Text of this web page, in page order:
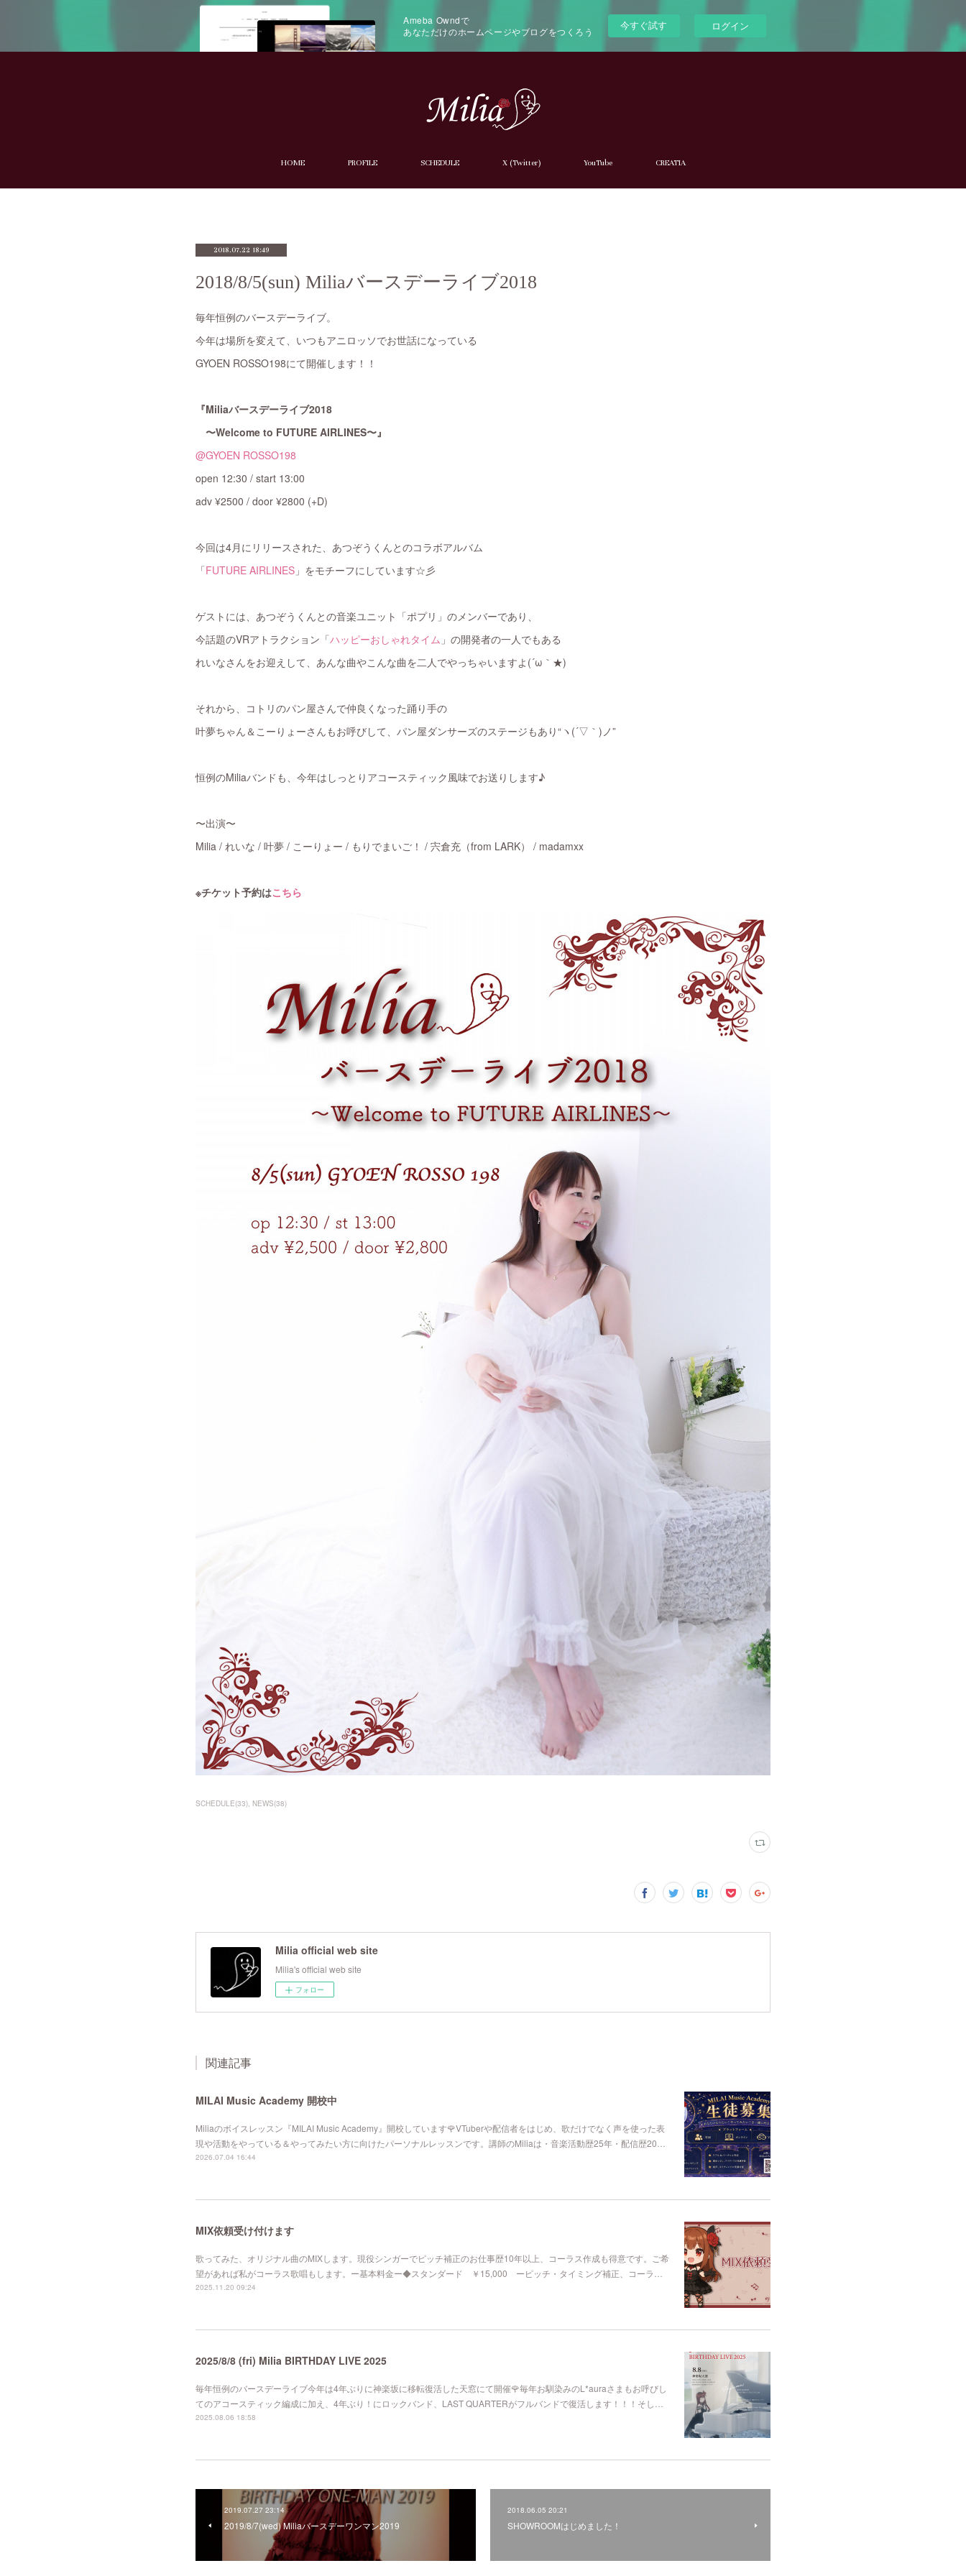
Ameba Owndで
あなただけのホームページやブログをつくろう
今すぐ試す ログイン
HOME PROFILE SCHEDULE X (Twitter) YouTube CREATIA
2018.07.22 18:49
2018/8/5(sun) Miliaバースデーライブ2018
毎年恒例のバースデーライブ。
今年は場所を変えて、いつもアニロッソでお世話になっている
GYOEN ROSSO198にて開催します！！
『Miliaバースデーライブ2018
〜Welcome to FUTURE AIRLINES〜』
@GYOEN ROSSO198
open 12:30 / start 13:00
adv ¥2500 / door ¥2800 (+D)
今回は4月にリリースされた、あつぞうくんとのコラボアルバム
「FUTURE AIRLINES 」をモチーフにしています☆彡
ゲストには、あつぞうくんとの音楽ユニット「ポプリ」のメンバーであり、
今話題のVRアトラクション「ハッピーおしゃれタイム 」の開発者の一人でもある
れいなさんをお迎えして、あんな曲やこんな曲を二人でやっちゃいますよ(´ω｀★)
それから、コトリのパン屋さんで仲良くなった踊り手の
叶夢ちゃん＆こーりょーさんもお呼びして、パン屋ダンサーズのステージもあり“ヽ(´▽｀)ノ”
恒例のMiliaバンドも、今年はしっとりアコースティック風味でお送りします♪
〜出演〜
Milia / れいな / 叶夢 / こーりょー / もりでまいご！ / 宍倉充（from LARK） / madamxx
※チケット予約はこちら
SCHEDULE(33) NEWS(38)
Milia official web site
Milia's official web site
フォロー
関連記事
MILAI Music Academy 開校中
Miliaのボイスレッスン『MILAI Music Academy』開校しています🌹VTuberや配信者をはじめ、歌だけでなく声を使った表
現や活動をやっている＆やってみたい方に向けたパーソナルレッスンです。講師のMiliaは・音楽活動歴25年・配信歴20…
2026.07.04 16:44
MIX依頼受け付けます
歌ってみた、オリジナル曲のMIXします。現役シンガーでピッチ補正のお仕事歴10年以上、コーラス作成も得意です。ご希
望があれば私がコーラス歌唱もします。ー基本料金ー◆スタンダード ￥15,000 ーピッチ・タイミング補正、コーラ…
2025.11.20 09:24
2025/8/8 (fri) Milia BIRTHDAY LIVE 2025
毎年恒例のバースデーライブ今年は4年ぶりに神楽坂に移転復活した天窓にて開催🌹毎年お馴染みのL*auraさまもお呼びし
てのアコースティック編成に加え、4年ぶり！にロックバンド、LAST QUARTERがフルバンドで復活します！！！そし…
2025.08.06 18:58
2019.07.27 23:14
2019/8/7(wed) Miliaバースデーワンマン2019
2018.06.05 20:21
SHOWROOMはじめました！